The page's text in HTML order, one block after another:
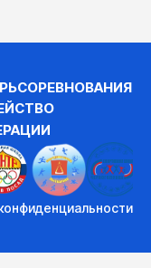
СОРЕВНОВАНИЯ